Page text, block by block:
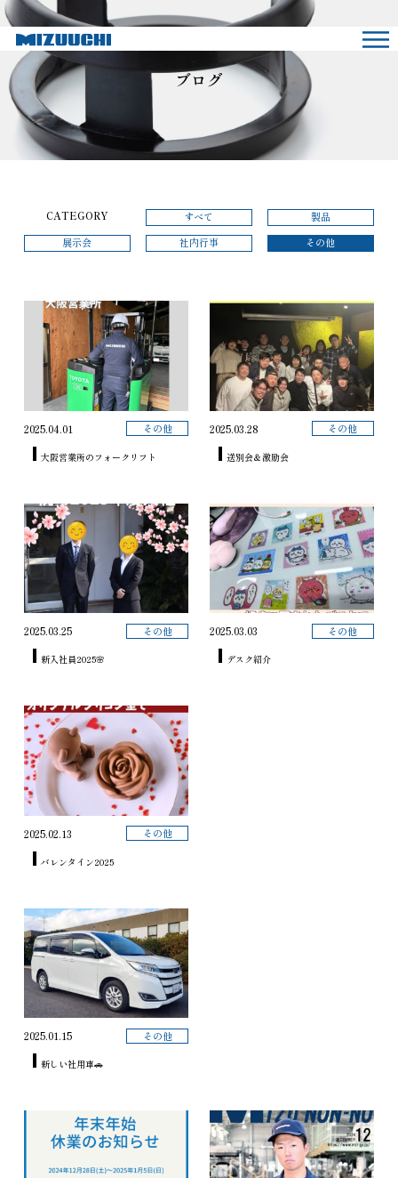
ブログ
CATEGORY すべて
製品
展示会
社内行事 その他
2025.04.01 その他
大阪営業所のフォークリフト
2025.03.28 その他
送別会＆激励会
2025.03.25 その他
新入社員2025🌸
2025.03.03 その他
デスク紹介
2025.02.13 その他
バレンタイン2025
2025.01.15 その他
新しい社用車🚗